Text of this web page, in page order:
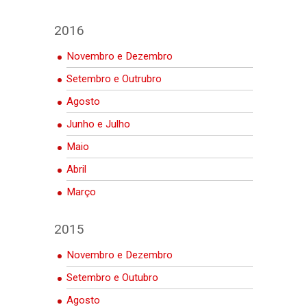
2016
Novembro e Dezembro
Setembro e Outrubro
Agosto
Junho e Julho
Maio
Abril
Março
2015
Novembro e Dezembro
Setembro e Outubro
Agosto